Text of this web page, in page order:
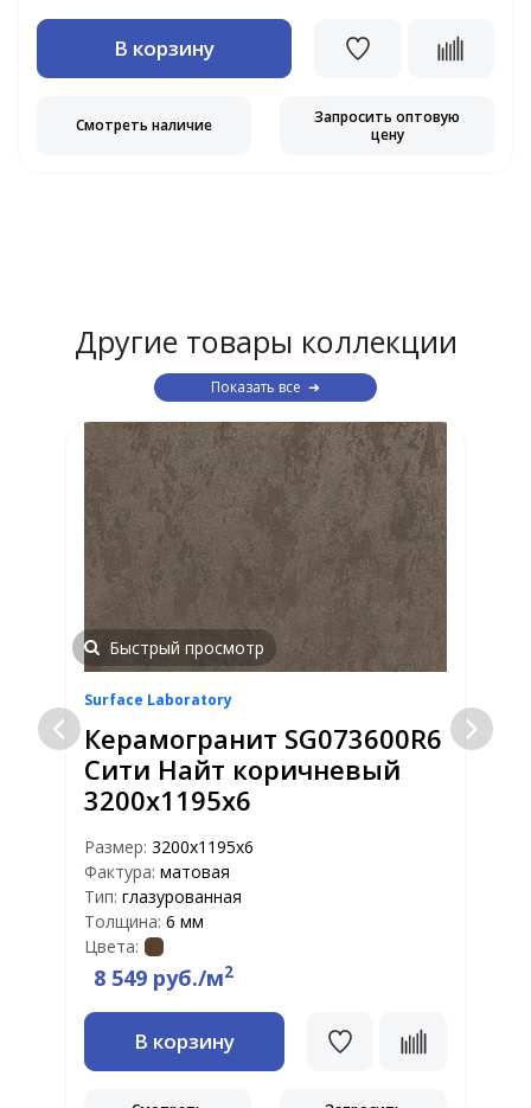
В корзину
Смотреть наличие
Запросить оптовую
цену
Другие товары коллекции
Показать все
Быстрый просмотр
Surface Laboratory
Керамогранит SG073600R6
Сити Найт коричневый
3200х1195х6
Размер: 3200х1195х6
Фактура: матовая
Тип: глазурованная
Толщина: 6 мм
Цвета:
8 549 руб./м2
В корзину